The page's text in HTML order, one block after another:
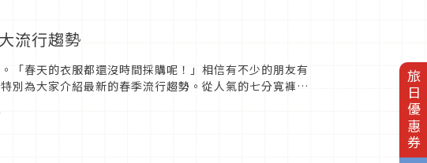
旅日優惠券
流行趨勢
「春天的衣服都還沒時間採購呢！」相信有不少的朋友有
別為大家介紹最新的春季流行趨勢。從人氣的七分寬褲，